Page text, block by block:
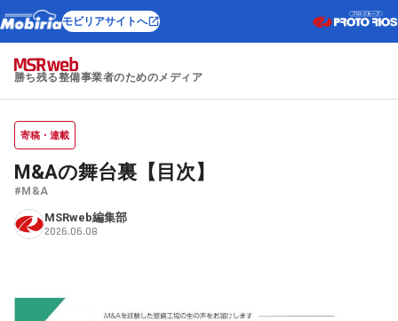
モビリアサイトへ
勝ち残る整備事業者のためのメディア
寄稿・連載
M&Aの舞台裏【目次】
#M&A
MSRweb編集部
2026.06.08